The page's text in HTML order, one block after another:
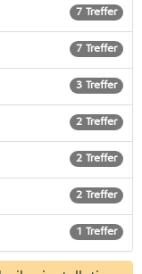
7 Treffer
7 Treffer
3 Treffer
2 Treffer
2 Treffer
2 Treffer
1 Treffer